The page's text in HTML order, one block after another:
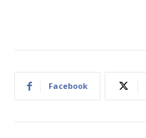
Facebook